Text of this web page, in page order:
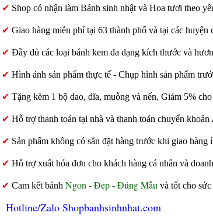
✔ Shop có nhận làm Bánh sinh nhật và Hoa tươi theo
✔ Giao hàng miễn phí tại 63 thành phố và tại các huyện
✔ Đầy đủ các loại bánh kem đa dạng kích thước và
✔ Hình ảnh sản phẩm thực tế - Chụp hình sản phẩm
✔ Tặng kèm 1 bộ dao, dĩa, muỗng và nến, Giảm 5%
✔ Hỗ trợ thanh toán tại nhà và thanh toán chuyển
✔ Sản phẩm không có sẳn đặt hàng trước khi giao hàng
✔ Hỗ trợ xuất hóa đơn cho khách hàng cá nhân và
✔ Cam kết bánh Ngon - Đẹp - Đúng Mẫu và tốt cho
Hotline/Zalo Shopbanhsinhnhat.com